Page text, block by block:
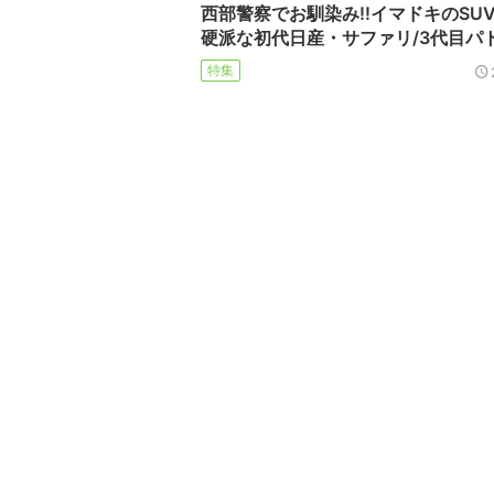
西部警察でお馴染み!!イマドキの
硬派な初代日産・サファリ/3代目パ
特集